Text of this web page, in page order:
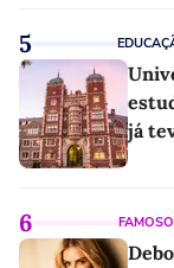
5
já
6